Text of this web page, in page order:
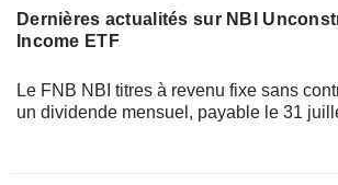
Dernières actualités sur NBI
Income ETF
Le FNB NBI titres à revenu fixe sans
un dividende mensuel, payable le 31